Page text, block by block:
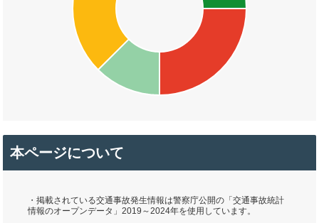
本ページについて
・掲載されている交通事故発生情報は警察庁公開の「交通事故統計
情報のオープンデータ」2019～2024年を使用しています。